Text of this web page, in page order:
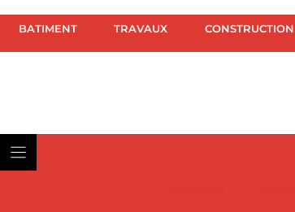
BATIMENT TRAVAUX CONSTRUCTION